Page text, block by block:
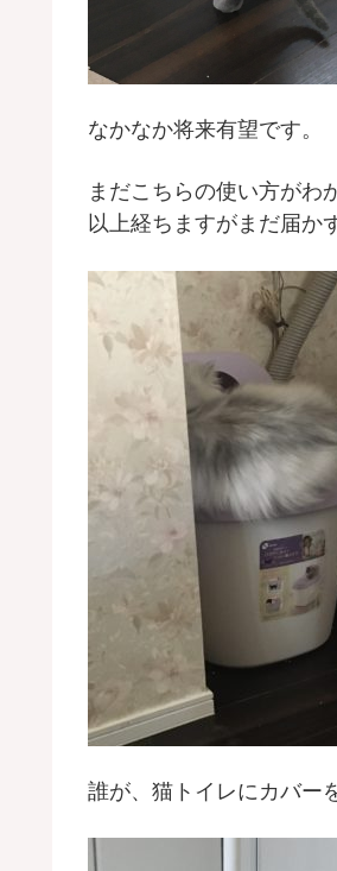
なかなか将来有望です。
まだこちらの使い方がわ
以上経ちますがまだ届か
誰が、猫トイレにカバー